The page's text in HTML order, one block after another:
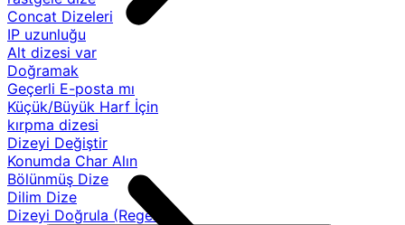
Concat Dizeleri
IP uzunluğu
Alt dizesi var
Doğramak
Geçerli E-posta mı
Küçük/Büyük Harf İçin
kırpma dizesi
Dizeyi Değiştir
Konumda Char Alın
Bölünmüş Dize
Dilim Dize
Dizeyi Doğrula (Regex)